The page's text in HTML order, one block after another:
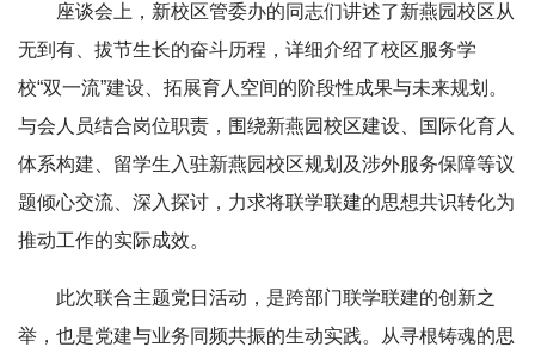
座谈会上，新校区管委办的同志们讲述了新燕园校区从
无到有、拔节生长的奋斗历程，详细介绍了校区服务学
校“双一流”建设、拓展育人空间的阶段性成果与未来规划。
与会人员结合岗位职责，围绕新燕园校区建设、国际化育人
体系构建、留学生入驻新燕园校区规划及涉外服务保障等议
题倾心交流、深入探讨，力求将联学联建的思想共识转化为
推动工作的实际成效。
此次联合主题党日活动，是跨部门联学联建的创新之
举，也是党建与业务同频共振的生动实践。从寻根铸魂的思